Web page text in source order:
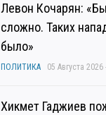
Левон Кочарян:
сложно. Таких
было»
ПОЛИТИКА 05 Августа 2026
Хикмет Гаджиев